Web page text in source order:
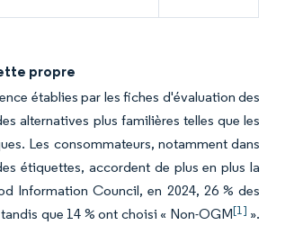
propre
établies par les fiches d'évaluation des
alternatives plus familières telles que les
Les consommateurs, notamment dans
étiquettes, accordent de plus en plus la
Information Council, en 2024, 26 % des
que 14 % ont choisi « Non-OGM[1] ».